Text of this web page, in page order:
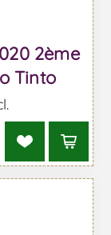
2ème
Tinto